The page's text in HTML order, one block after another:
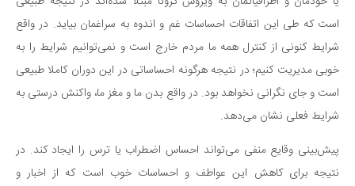
است که طی این اتفاقات احساسات غم و اندوه به سراغمان بیاید. در واقع
شرایط کنونی از کنترل همه ما مردم خارج است و نمی‌توانیم شرایط را به
خوبی مدیریت کنیم؛ در نتیجه هرگونه احساساتی در این دوران کاملا طبیعی
است و جای نگرانی نخواهد بود. در واقع بدن ما و مغز ما، واکنش درستی به
شرایط فعلی نشان می‌دهد.
پیش‌بینی وقایع منفی می‌تواند احساس اضطراب یا ترس را ایجاد کند. در
نتیجه برای کاهش این عواطف و احساسات خوب است که از اخبار و